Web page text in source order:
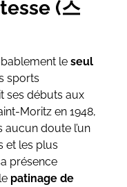
(스
le seul
sports
ses débuts aux
Moritz en 1948,
aucun doute l’un
et les plus
présence
patinage de